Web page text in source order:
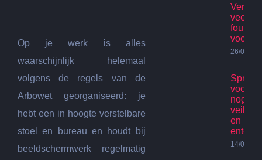
Op je werk is alles
waarschijnlijk helemaal
volgens de regels van de
Arbowet georganiseerd: je
hebt een in hoogte verstelbare
stoel en bureau en houdt bij
beeldschermwerk regelmatig
fouten
26/07/
voor
nog
veilig
en
14/07/